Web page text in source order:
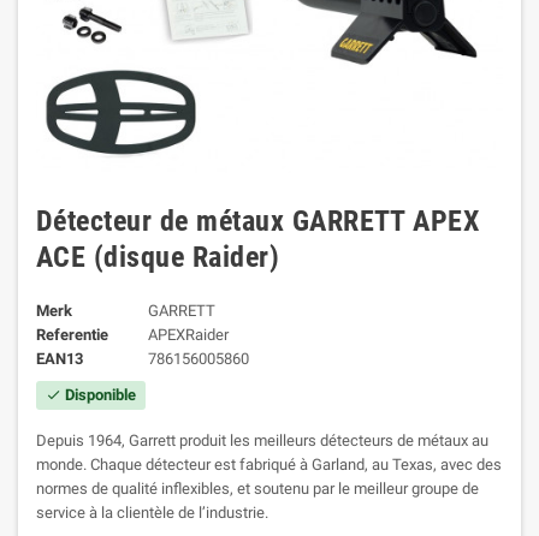
Détecteur de métaux GARRETT APEX
ACE (disque Raider)
Merk
GARRETT
Referentie
APEXRaider
EAN13
786156005860
check Disponible
Depuis 1964, Garrett produit les meilleurs détecteurs de métaux au
monde. Chaque détecteur est fabriqué à Garland, au Texas, avec des
normes de qualité inflexibles, et soutenu par le meilleur groupe de
service à la clientèle de l’industrie.